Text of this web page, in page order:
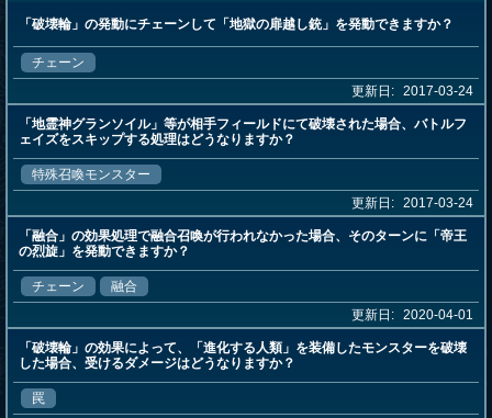
「破壊輪」の発動にチェーンして「地獄の扉越し銃」を発動できますか？
チェーン
更新日: 2017-03-24
「地霊神グランソイル」等が相手フィールドにて破壊された場合、バトルフ
ェイズをスキップする処理はどうなりますか？
特殊召喚モンスター
更新日: 2017-03-24
「融合」の効果処理で融合召喚が行われなかった場合、そのターンに「帝王
の烈旋」を発動できますか？
チェーン
融合
更新日: 2020-04-01
「破壊輪」の効果によって、「進化する人類」を装備したモンスターを破壊
した場合、受けるダメージはどうなりますか？
罠